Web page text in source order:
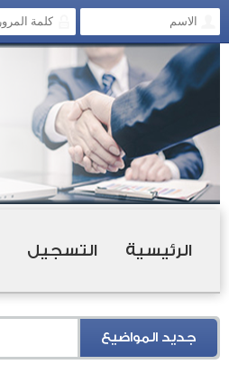
الرئيسية التسجيل
جديد المواضيع